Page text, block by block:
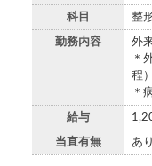
科目 整
勤務内容
外
＊
程）
＊
給与
当直有無 あり